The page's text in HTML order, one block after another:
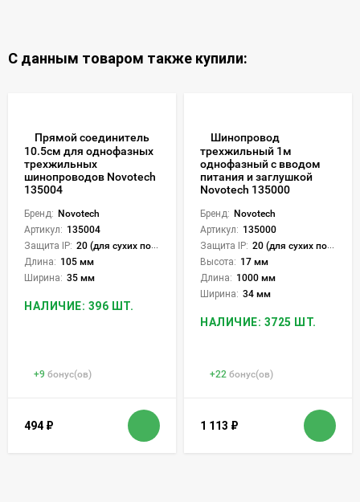
С данным товаром также купили:
Прямой соединитель
10.5см для однофазных
трехжильных
шинопроводов Novotech
135004
Бренд: Novotech
Артикул: 135004
Защита IP: 20 (для сухих пом.)
Длина: 105 мм
Ширина: 35 мм
НАЛИЧИЕ: 396 ШТ.
+9 бонус(ов)
494 ₽
Шинопровод
трехжильный 1м
однофазный с вводом
питания и заглушкой
Novotech 135000
Бренд: Novotech
Артикул: 135000
Защита IP: 20 (для сухих пом.)
Высота: 17 мм
Длина: 1000 мм
Ширина: 34 мм
НАЛИЧИЕ: 3725 ШТ.
+22 бонус(ов)
1 113 ₽